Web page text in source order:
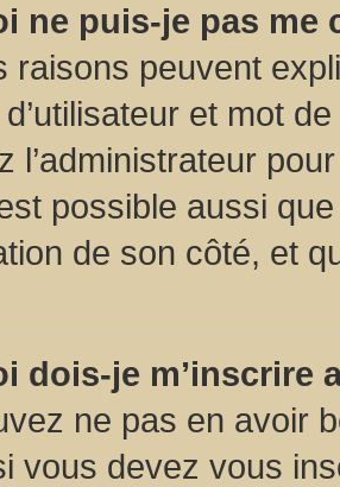
ne puis-je pas me
raisons peuvent
et mot
l’administrateur
possible aussi
de son côté, et
dois-je m’inscrire
ne pas en avoir
vous devez vous